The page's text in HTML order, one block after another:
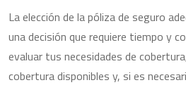
La elección de la póliza de seguro
una decisión que requiere tiempo y
evaluar tus necesidades de
cobertura disponibles y, si es